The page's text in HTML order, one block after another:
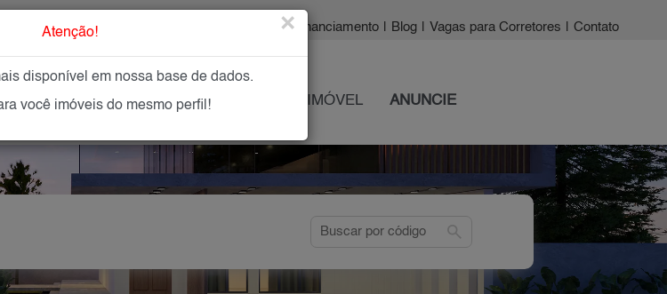
| Financiamento Blog Vagas para Corretores Contato
IMOBILIÁRIAS OFEREÇA SEU IMÓVEL ANUNCIE
search
Atenção! ×
disponível em nossa base de dados.
você imóveis do mesmo perfil!